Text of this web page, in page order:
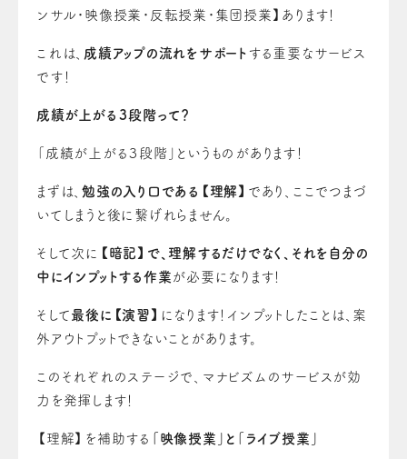
ンサル・映像授業・反転授業・集団授業】あります！
これは、 成績アップの流れをサポート する重要なサービス
です！
成績が上がる３段階って？
「成績が上がる３段階」というものがあります！
まずは、 勉強の入り口である【理解】 であり、ここでつまづ
いてしまうと後に繋げれらません。
そして次に
【暗記】で、理解するだけでなく、それを自分の
中にインプットする作業 が必要になります！
そして 最後に【演習】 になります！インプットしたことは、案
外アウトプットできないことがあります。
このそれぞれのステージで、マナビズムのサービスが効
力を発揮します！
【理解】を補助する 「映像授業」と「ライブ授業」